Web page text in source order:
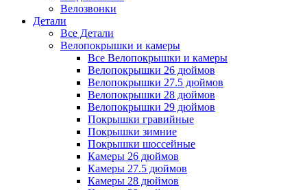
Велозвонки
Детали
Все Детали
Велопокрышки и камеры
Все Велопокрышки и камеры
Велопокрышки 26 дюймов
Велопокрышки 27.5 дюймов
Велопокрышки 28 дюймов
Велопокрышки 29 дюймов
Покрышки гравийные
Покрышки зимние
Покрышки шоссейные
Камеры 26 дюймов
Камеры 27.5 дюймов
Камеры 28 дюймов